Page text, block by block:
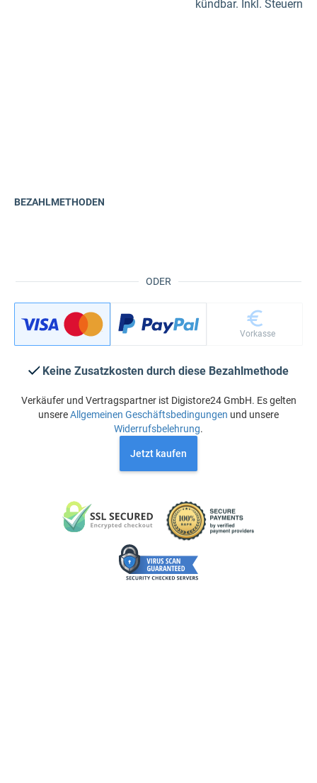
kündbar. Inkl. Steuern
ODER
BEZAHLMETHODEN
Vorkasse
Keine Zusatzkosten durch diese Bezahlmethode
Verkäufer und Vertragspartner ist Digistore24 GmbH. Es gelten
unsereAllgemeinen Geschäftsbedingungen und unsere
Widerrufsbelehrung.
Jetzt kaufen